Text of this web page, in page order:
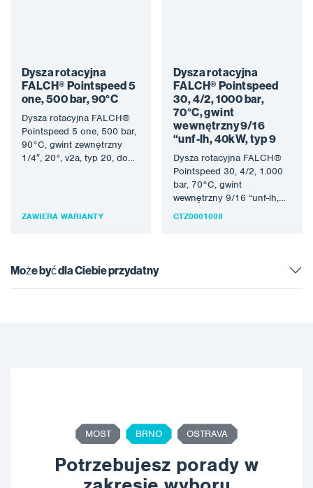
Dysza rotacyjna
FALCH® Pointspeed 5
one, 500 bar, 90°C
Dysza rotacyjna FALCH®
Pointspeed 5 one, 500 bar,
90°C, gwint zewnętrzny
1/4″, 20°, v2a, typ 20, do
ZAWIERA WARIANTY
Dysza rotacyjna
FALCH® Pointspeed
30, 4/2, 1000 bar,
70°C, gwint
wewnętrzny 9/16
“unf-lh, 40kW, typ 9
Dysza rotacyjna FALCH®
Pointspeed 30, 4/2, 1.000
bar, 70°C, gwint
wewnętrzny 9/16 “unf-lh,
40kW, typ 9, do obróbki
CTZ0001008
Może być dla Ciebie przydatny
MOST BRNO OSTRAVA
Potrzebujesz porady w